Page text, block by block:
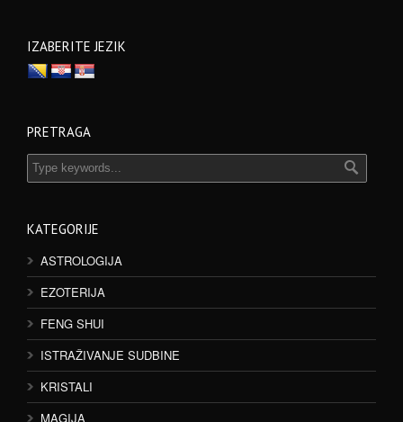
IZABERITE JEZIK
PRETRAGA
KATEGORIJE
ASTROLOGIJA
EZOTERIJA
FENG SHUI
ISTRAŽIVANJE SUDBINE
KRISTALI
MAGIJA